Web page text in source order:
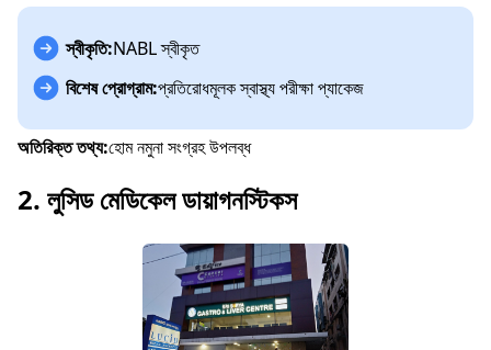
স্বীকৃতি:NABL স্বীকৃত
বিশেষ প্রোগ্রাম:প্রতিরোধমূলক স্বাস্থ্য পরীক্ষা প্যাকেজ
অতিরিক্ত তথ্য:হোম নমুনা সংগ্রহ উপলব্ধ
2. লুসিড মেডিকেল ডায়াগনস্টিকস